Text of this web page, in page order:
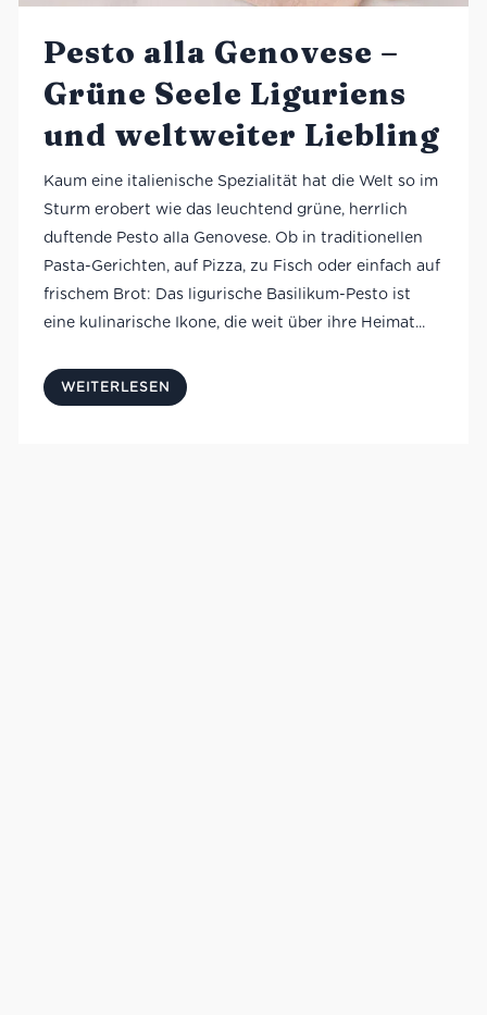
Pesto alla Genovese –
Grüne Seele Liguriens
und weltweiter Liebling
Kaum eine italienische Spezialität hat die Welt so im
Sturm erobert wie das leuchtend grüne, herrlich
duftende Pesto alla Genovese. Ob in traditionellen
Pasta-Gerichten, auf Pizza, zu Fisch oder einfach auf
frischem Brot: Das ligurische Basilikum-Pesto ist
eine kulinarische Ikone, die weit über ihre Heimat...
WEITERLESEN